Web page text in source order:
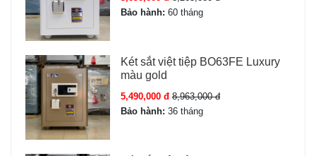
Bảo hành: 60 tháng
Két sắt việt tiệp BO63FE Luxury
màu gold
5,490,000 đ 8,963,000 đ
Bảo hành: 36 tháng